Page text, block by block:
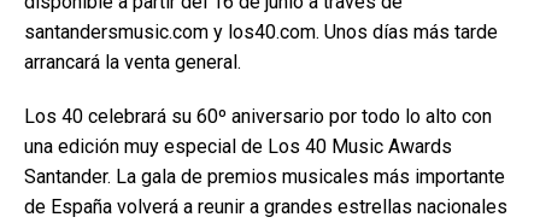
santandersmusic.com y los40.com. Unos días más tarde
arrancará la venta general.
Los 40 celebrará su 60º aniversario por todo lo alto con
una edición muy especial de Los 40 Music Awards
Santander. La gala de premios musicales más importante
de España volverá a reunir a grandes estrellas nacionales